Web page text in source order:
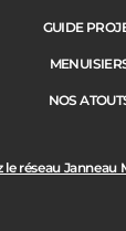
le réseau Janneau
GUIDE
NOS